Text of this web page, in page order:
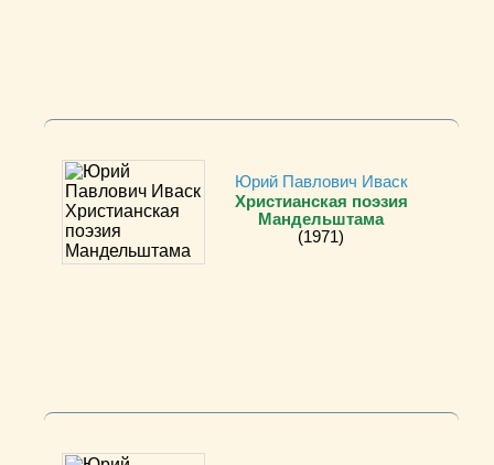
Юрий Павлович Иваск
Христианская поэзия
Мандельштама
(1971)